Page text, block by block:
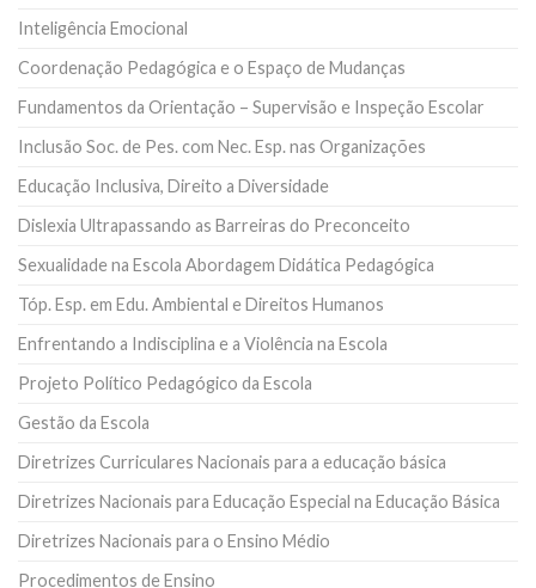
Inteligência Emocional
Coordenação Pedagógica e o Espaço de Mudanças
Fundamentos da Orientação – Supervisão e Inspeção Escolar
Inclusão Soc. de Pes. com Nec. Esp. nas Organizações
Educação Inclusiva, Direito a Diversidade
Dislexia Ultrapassando as Barreiras do Preconceito
Sexualidade na Escola Abordagem Didática Pedagógica
Tóp. Esp. em Edu. Ambiental e Direitos Humanos
Enfrentando a Indisciplina e a Violência na Escola
Projeto Político Pedagógico da Escola
Gestão da Escola
Diretrizes Curriculares Nacionais para a educação básica
Diretrizes Nacionais para Educação Especial na Educação Básica
Diretrizes Nacionais para o Ensino Médio
Procedimentos de Ensino